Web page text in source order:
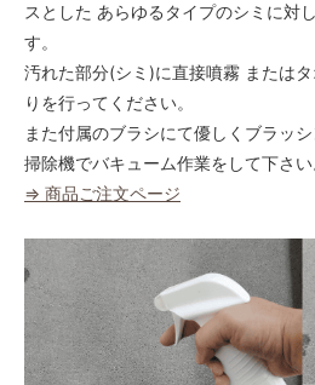
スとした あらゆるタイプのシミに対
す。
汚れた部分(シミ)に直接噴霧 または
りを行ってください。
また付属のブラシにて優しくブラッ
掃除機でバキューム作業をして下さい
⇒ 商品ご注文ページ